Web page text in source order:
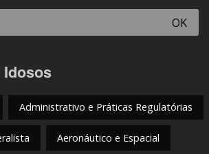
OK
Idosos
Administrativo e Práticas Regulatórias
Aeronáutico e Espacial